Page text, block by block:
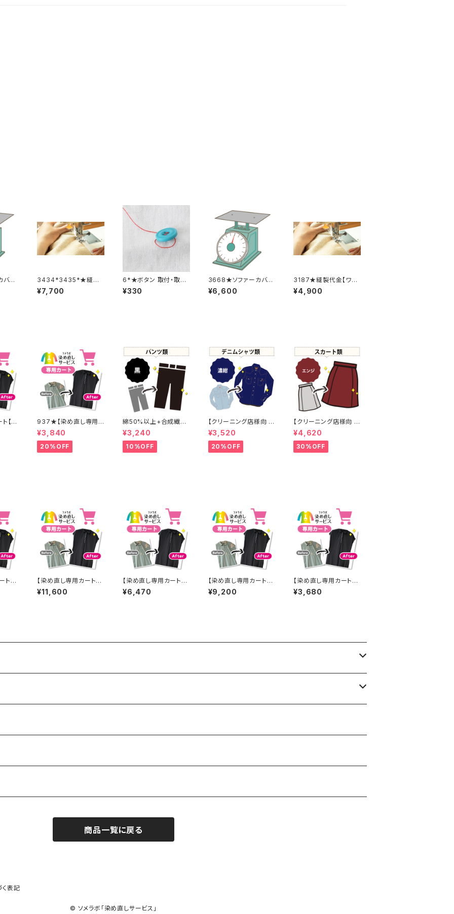
バー
3434*3435*★縫製
代金【バックル取り外し
取り付け 2着合計分】
¥7,700
6*★ボタン 取付・取り
外し料金(1個分)
¥330
3668★ソファーカバー
追加料金
¥6,600
3187★縫製代金【ワッ
ペン２枚】
¥4,900
【1
937★【染め直し専用カ
ート】4800円
¥3,840
20%OFF
綿50%以上+合成繊維
+ポリウレタン 黒染め
パンツ 【元色：黒】 -染
め直し[漆黒 - Black]4
01-0076
¥3,240
10%OFF
【クリーニング店様向 プ
レス加工なし】綿100%
濃紺染め シャツ 【元色：
紺(Navy) - 色あせあ
り】 -染め直し[ネイビー
¥3,520
20%OFF
【クリーニング店様向 プ
レス加工なし】綿100%
エンジ染め スカート
【元色：白 - 汚れあり】
-染め直し[臙脂 - ワイ
¥4,620
30%OFF
ト】4
【染め直し専用カート】1
1600円
¥11,600
【染め直し専用カート】6
470円
¥6,470
【染め直し専用カート】9
200円
¥9,200
【染め直し専用カート】3
680円
¥3,680
商品一覧に戻る
表記
© ソメラボ「染め直しサービス」